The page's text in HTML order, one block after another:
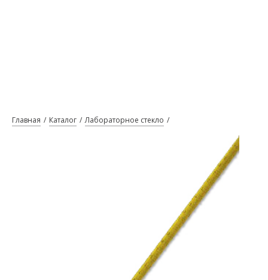
Главная Каталог Лабораторное стекло